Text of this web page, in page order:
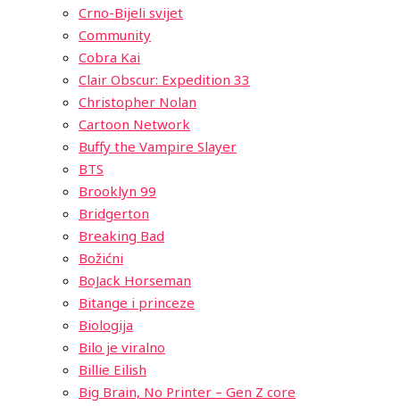
Crno-Bijeli svijet
Community
Cobra Kai
Clair Obscur: Expedition 33
Christopher Nolan
Cartoon Network
Buffy the Vampire Slayer
BTS
Brooklyn 99
Bridgerton
Breaking Bad
Božićni
BoJack Horseman
Bitange i princeze
Biologija
Bilo je viralno
Billie Eilish
Big Brain, No Printer – Gen Z core